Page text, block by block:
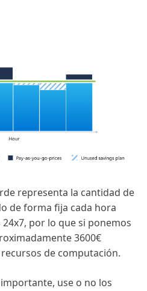
representa la cantidad de
de forma fija cada hora
por lo que si ponemos
3600€
de computación.
use o no los